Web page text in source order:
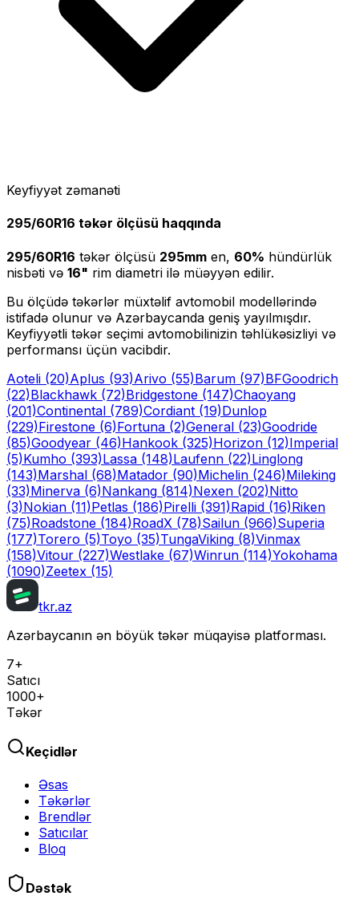
Keyfiyyət zəmanəti
295/60R16 təkər ölçüsü haqqında
295/60R16 təkər ölçüsü 295mm en, 60% hündürlük
nisbəti və 16" rim diametri ilə müəyyən edilir.
Bu ölçüdə təkərlər müxtəlif avtomobil modellərində
istifadə olunur və Azərbaycanda geniş yayılmışdır.
Keyfiyyətli təkər seçimi avtomobilinizin təhlükəsizliyi və
performansı üçün vacibdir.
Aoteli (20)Aplus (93)Arivo (55)Barum (97)BFGoodrich
(22)Blackhawk (72)Bridgestone (147)Chaoyang
(201)Continental (789)Cordiant (19)Dunlop
(229)Firestone (6)Fortuna (2)General (23)Goodride
(85)Goodyear (46)Hankook (325)Horizon (12)Imperial
(5)Kumho (393)Lassa (148)Laufenn (22)Linglong
(143)Marshal (68)Matador (90)Michelin (246)Mileking
(33)Minerva (6)Nankang (814)Nexen (202)Nitto
(3)Nokian (11)Petlas (186)Pirelli (391)Rapid (16)Riken
(75)Roadstone (184)RoadX (78)Sailun (966)Superia
(177)Torero (5)Toyo (35)TungaViking (8)Vinmax
(158)Vitour (227)Westlake (67)Winrun (114)Yokohama
(1090)Zeetex (15)
tkr.az
Azərbaycanın ən böyük təkər müqayisə platforması.
7+
Satıcı
1000+
Təkər
Keçidlər
Əsas
Təkərlər
Brendlər
Satıcılar
Bloq
Dəstək